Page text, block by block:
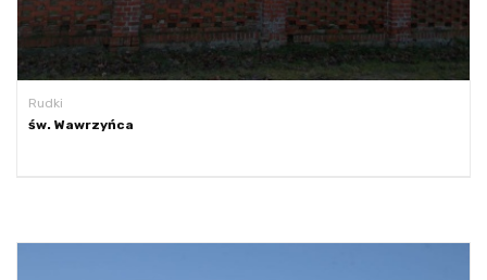
Rudki
św. Wawrzyńca